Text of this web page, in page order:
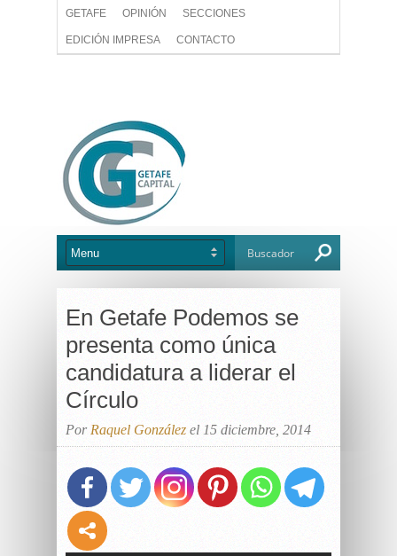
GETAFE OPINIÓN SECCIONES
EDICIÓN IMPRESA CONTACTO
En Getafe Podemos se
presenta como única
candidatura a liderar el
Círculo
Por Raquel González el 15 diciembre, 2014